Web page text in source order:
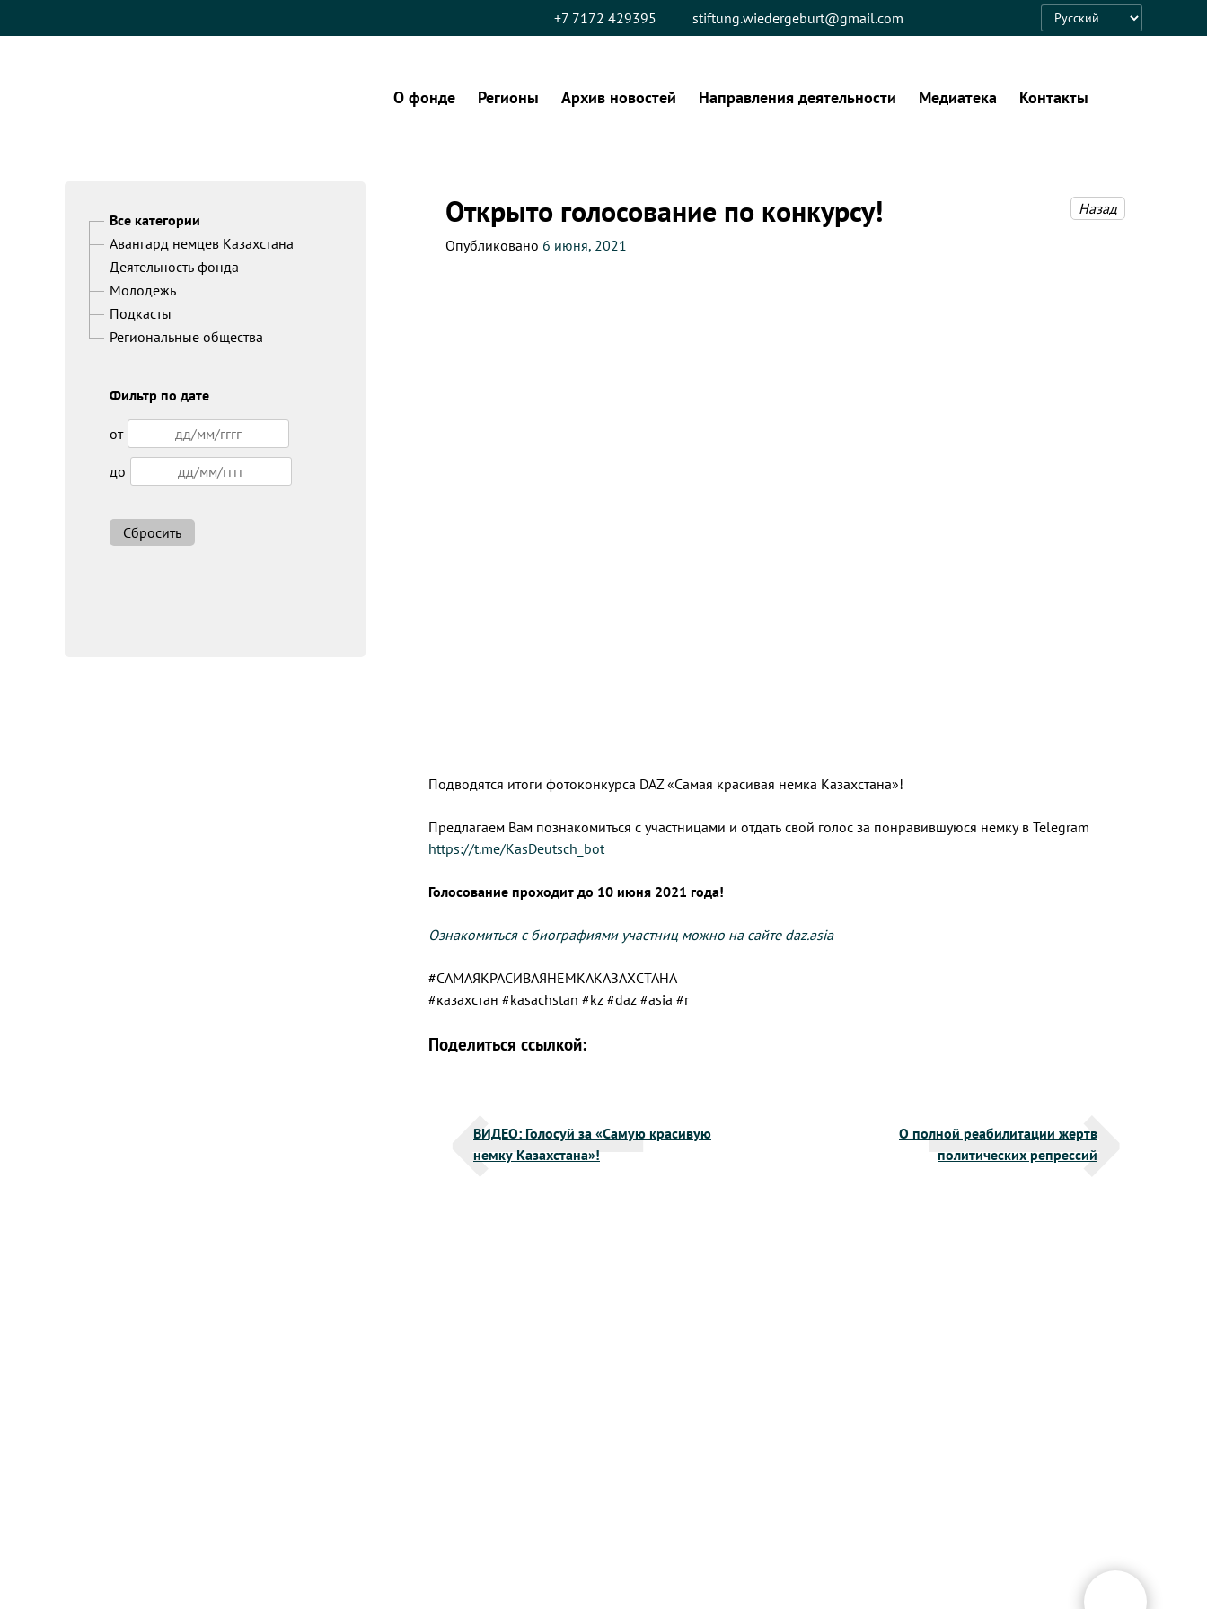
+7 7172 429395 stiftung.wiedergeburt@gmail.com
Language
О фонде Регионы Архив новостей Направления деятельности Медиатека Контакты
Открыто голосование по конкурсу! Назад
Опубликовано 6 июня, 2021
Подводятся итоги фотоконкурса DAZ «Самая красивая немка Казахстана»!
Предлагаем Вам познакомиться с участницами и отдать свой голос за понравившуюся немку в Telegram
https://t.me/KasDeutsch_bot
Голосование проходит до 10 июня 2021 года!
Ознакомиться с биографиями участниц можно на сайте daz.asia
#САМАЯКРАСИВАЯНЕМКАКАЗАХСТАНА
#казахстан #kasachstan #kz #daz #asia #r
Поделиться ссылкой:
ВИДЕО: Голосуй за «Самую красивую
немку Казахстана»!
О полной реабилитации жертв
политических репрессий
Все категории
Авангард немцев Казахстана
Деятельность фонда
Молодежь
Подкасты
Региональные общества
Фильтр по дате
от
до
Сбросить